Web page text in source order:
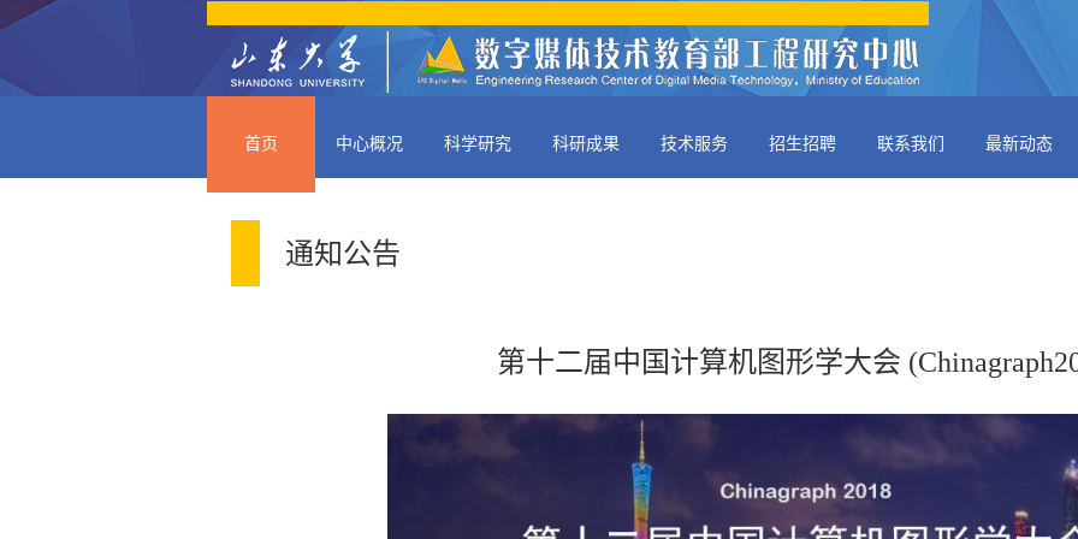
首页 中心概况 科学研究 科研成果 技术服务 招生招聘 联系我们 最新动态
通知公告
第十二届中国计算机图形学大会